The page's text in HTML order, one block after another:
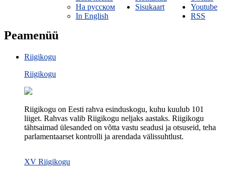
Youtube
RSS
Sisukaart
На русском
In English
Peamenüü
Riigikogu
Riigikogu
Riigikogu on Eesti rahva esinduskogu, kuhu kuulub 101
liiget. Rahvas valib Riigikogu neljaks aastaks. Riigikogu
tähtsaimad ülesanded on võtta vastu seadusi ja otsuseid, teha
parlamentaarset kontrolli ja arendada välissuhtlust.
XV Riigikogu